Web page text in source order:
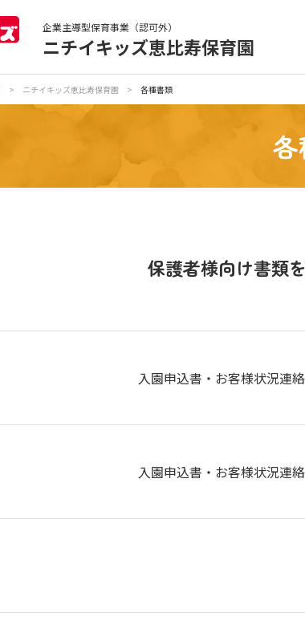
企業主導型保育事業（認可外）
ニチイキッズ恵比寿保育園
> ニチイキッズ恵比寿保育園 > 各種書類
保護者様向け書類を
入園申込書・お客様状況連
入園申込書・お客様状況連